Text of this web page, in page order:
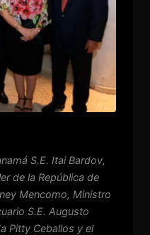
S.E. Itai Bardov,
de la República de
Mencomo, Ministro
S.E. Augusto
Pitty Ceballos y el